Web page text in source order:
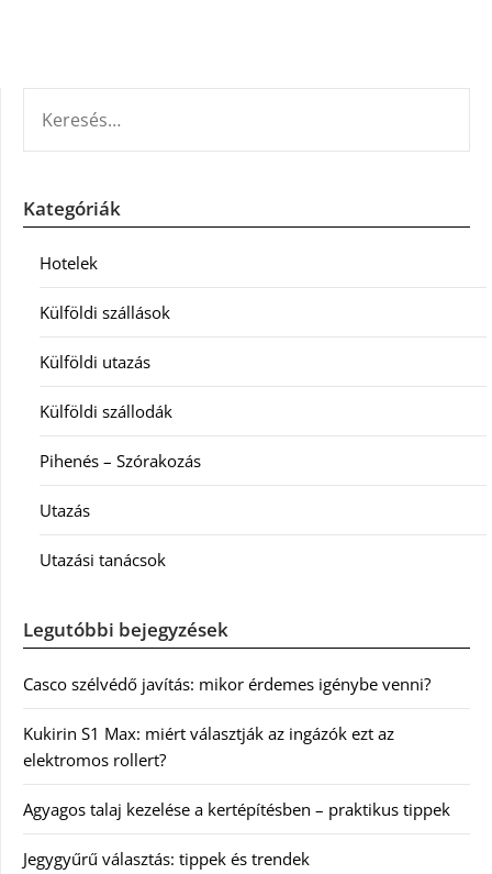
Kategóriák
Hotelek
Külföldi szállások
Külföldi utazás
Külföldi szállodák
Pihenés – Szórakozás
Utazás
Utazási tanácsok
Legutóbbi bejegyzések
Casco szélvédő javítás: mikor érdemes igénybe venni?
Kukirin S1 Max: miért választják az ingázók ezt az
elektromos rollert?
Agyagos talaj kezelése a kertépítésben – praktikus tippek
Jegygyűrű választás: tippek és trendek